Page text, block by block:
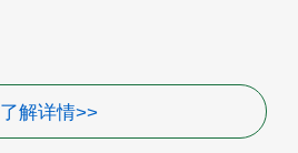
了解详情>>